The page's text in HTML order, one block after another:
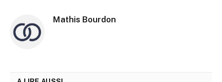
Mathis Bourdon